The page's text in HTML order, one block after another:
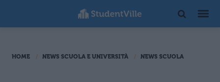
HOME NEWS SCUOLA E UNIVERSITÀ NEWS SCUOLA